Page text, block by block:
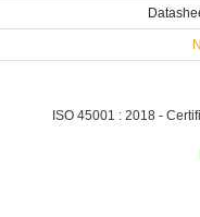
ISO 45001 : 2018 -